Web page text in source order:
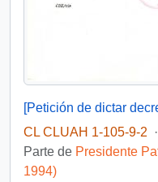
CL CLUAH 1-105-9-2
·
Parte de Presidente
1994)